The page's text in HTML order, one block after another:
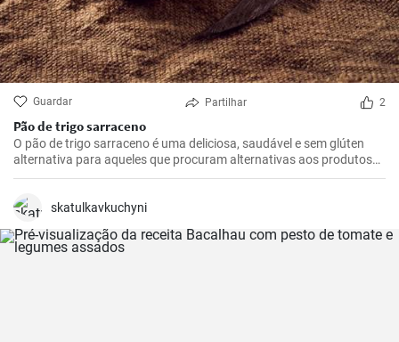
Guardar Partilhar 2
Pão de trigo sarraceno
O pão de trigo sarraceno é uma deliciosa, saudável e sem glúten
alternativa para aqueles que procuram alternativas aos produtos
tradicionais de farinha de trigo. Ideal para o pequeno-almoço ou
skatulkavkuchyni